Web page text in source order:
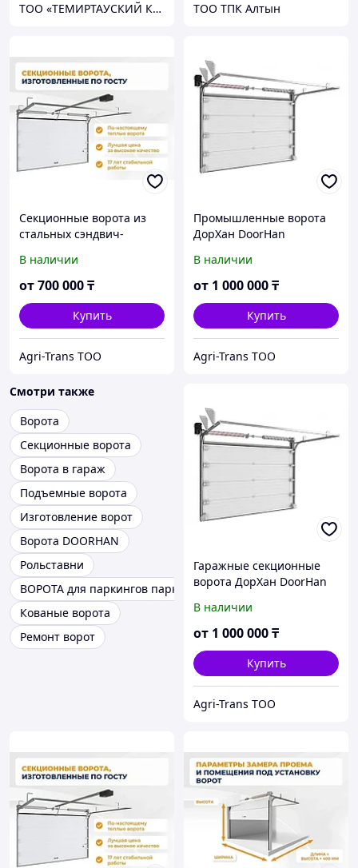
ТОО «ТЕМИРТАУСКИЙ КАЗМЕХАНОМОНТАЖ №2» ТОО ТПК Алтын
Cекционные ворота из
стальных сэндвич-
механизмом 2500x2500
DoorHan
В наличии
от700 000₸
Купить
Agri-Trans ТОО
Промышленные ворота
ДорХан DoorHan
В наличии
от 1 000 000₸
Купить
Agri-Trans ТОО
Смотри также
Ворота
Секционные ворота
Ворота в гараж
Подъемные ворота
Изготовление ворот
Ворота DOORHAN
Рольставни
ВОРОТА для паркингов паркинги
Кованые ворота
Ремонт ворот
Гаражные секционные
ворота ДорХан DoorHan
В наличии
от 1 000 000₸
Купить
Agri-Trans ТОО